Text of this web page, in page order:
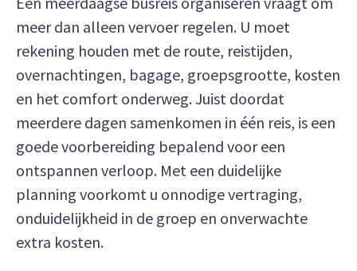
meer dan alleen vervoer regelen. U moet
rekening houden met de route, reistijden,
overnachtingen, bagage, groepsgrootte, kosten
en het comfort onderweg. Juist doordat
meerdere dagen samenkomen in één reis, is een
goede voorbereiding bepalend voor een
ontspannen verloop. Met een duidelijke
planning voorkomt u onnodige vertraging,
onduidelijkheid in de groep en onverwachte
extra kosten.